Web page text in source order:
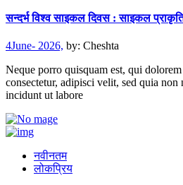
सन्दर्भ विश्व साइकल दिवस : साइकल
4June- 2026, by: Cheshta
Neque porro quisquam est, qui
consectetur, adipisci velit, sed quia non
incidunt ut labore
नवीनतम
लोकप्रिय